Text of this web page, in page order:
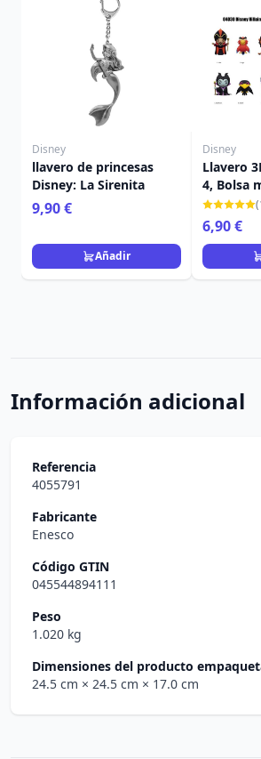
Disney
llavero de princesas
Disney: La Sirenita
9,90 €
Añadir
Disney
Llavero
4, Bolsa
Disney
6,90 €
Información adicional
Referencia
4055791
Fabricante
Enesco
Código GTIN
045544894111
Peso
1.020 kg
Dimensiones del producto
24.5 cm × 24.5 cm × 17.0 cm